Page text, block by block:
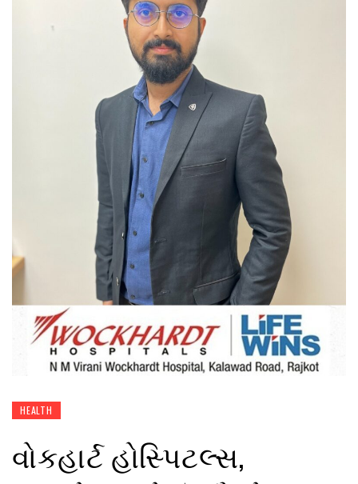
HEALTH
વોકહાર્ટ હોસ્પિટલ્સ,